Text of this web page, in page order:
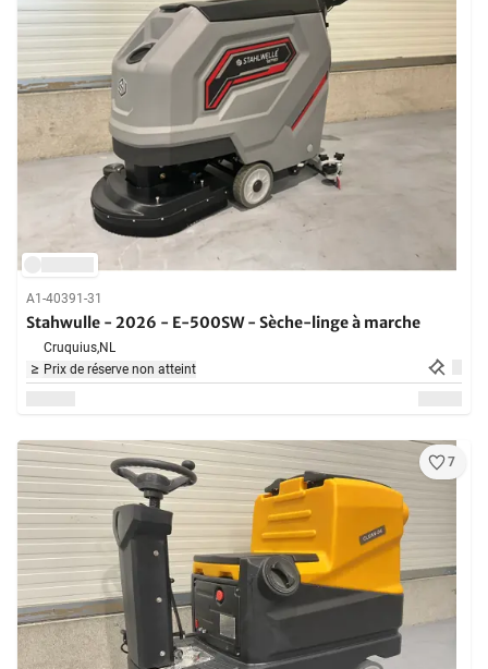
A1-40391-31
Stahwulle - 2026 - E-500SW - Sèche-linge à marche
Cruquius,NL
Prix de réserve non atteint
7